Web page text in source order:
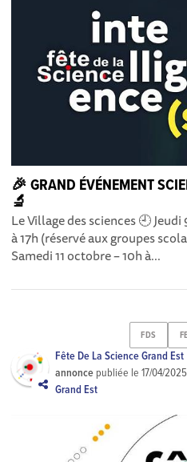
🎉 GRAND ÉVÉNEMENT
🔬
Le Village des sciences 🕘
à 17h (réservé aux groupes
Samedi 11 octobre – 10h à...
FDS
Fête De La Science Grand Est
annonce publiée le17/04/2025
Grand Est